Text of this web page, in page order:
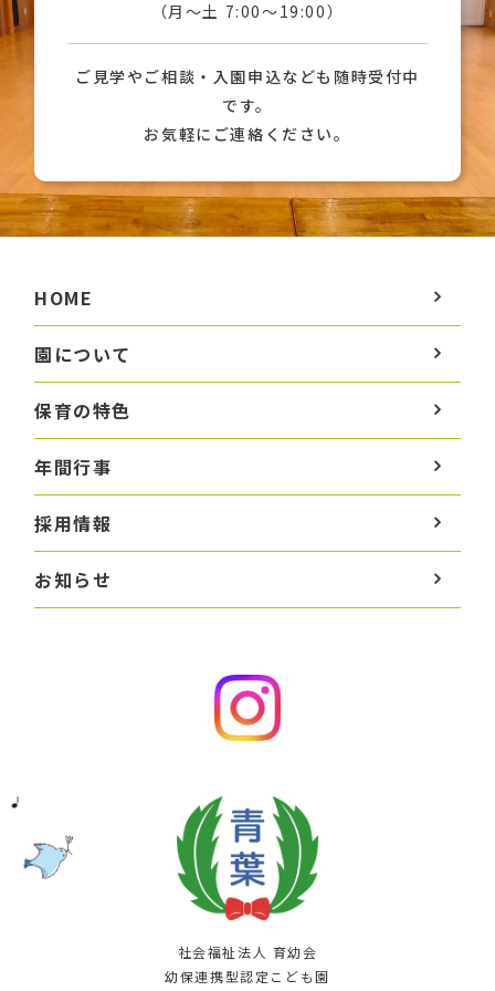
（月〜土 7:00〜19:00）
ご見学やご相談・入園申込なども随時受付中
です。
お気軽にご連絡ください。
HOME
園について
保育の特色
年間行事
採用情報
お知らせ
社会福祉法人 育幼会
幼保連携型認定こども園